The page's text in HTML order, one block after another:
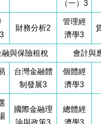
（一）3
財務分析2
管理經
濟學3
融與保險租稅 會計與
台灣金融體
制發展3
個體經
濟學3
國際金融理
論與政策3
總體經
濟學3